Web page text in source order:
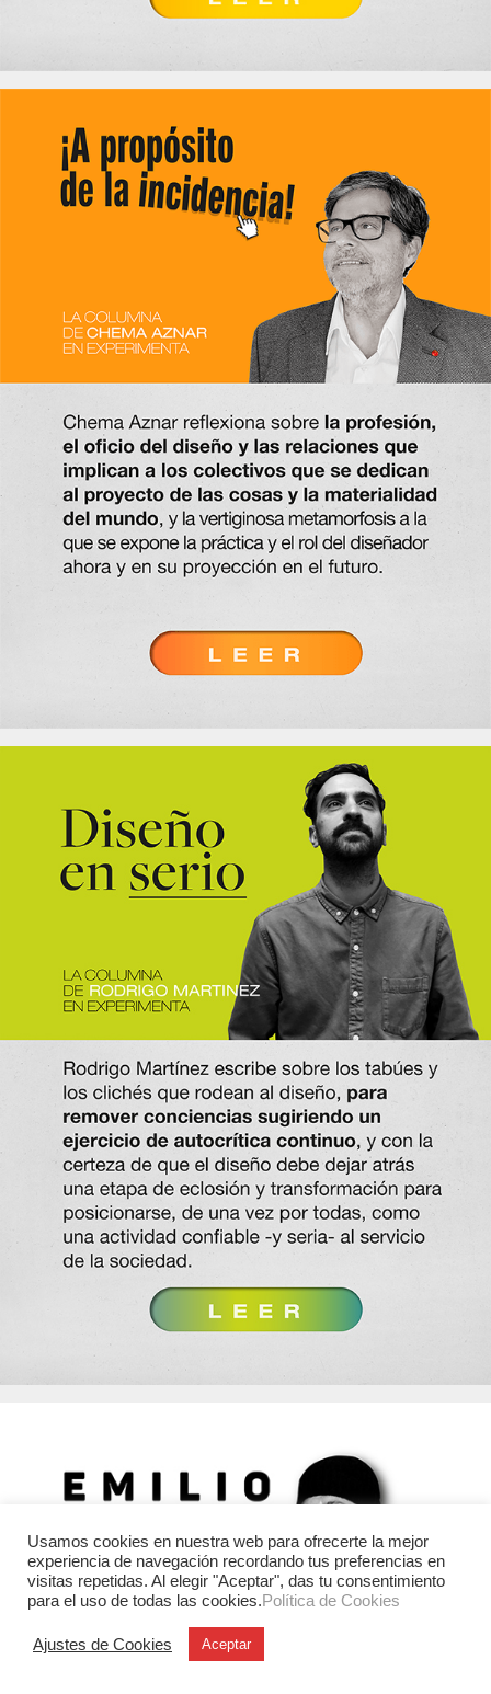
Usamos cookies en nuestra web para ofrecerte la mejor
experiencia de navegación recordando tus preferencias en
visitas repetidas. Al elegir "Aceptar", das tu consentimiento
para el uso de todas las cookies.Política de Cookies
Ajustes de Cookies Aceptar